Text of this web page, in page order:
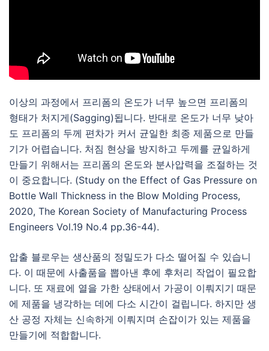
이상의 과정에서 프리폼의 온도가 너무 높으면 프리폼의
형태가 처지게(Sagging)됩니다. 반대로 온도가 너무 낮아
도 프리폼의 두께 편차가 커서 균일한 최종 제품으로 만들
기가 어렵습니다. 처짐 현상을 방지하고 두께를 균일하게
만들기 위해서는 프리폼의 온도와 분사압력을 조절하는 것
이 중요합니다. (Study on the Effect of Gas Pressure on
Bottle Wall Thickness in the Blow Molding Process,
2020, The Korean Society of Manufacturing Process
Engineers Vol.19 No.4 pp.36-44).
압출 블로우는 생산품의 정밀도가 다소 떨어질 수 있습니
다. 이 때문에 사출품을 뽑아낸 후에 후처리 작업이 필요합
니다. 또 재료에 열을 가한 상태에서 가공이 이뤄지기 때문
에 제품을 냉각하는 데에 다소 시간이 걸립니다. 하지만 생
산 공정 자체는 신속하게 이뤄지며 손잡이가 있는 제품을
만들기에 적합합니다.